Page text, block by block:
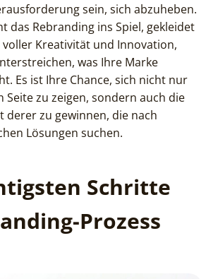
sein, sich abzuheben.
das Rebranding ins Spiel, gekleidet
voller Kreativität und Innovation,
was Ihre Marke
Es ist Ihre Chance, sich nicht nur
Seite zu zeigen, sondern auch die
derer zu gewinnen, die nach
Lösungen suchen.
Schritte
Prozess